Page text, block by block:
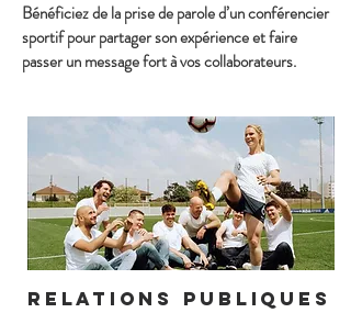
Bénéficiez de la prise de parole d’un conférencier
sportif pour partager son expérience et faire
passer un message fort à vos collaborateurs.
relations publiques